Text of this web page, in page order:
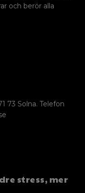
och berör alla
73 Solna. Telefon
stress, mer